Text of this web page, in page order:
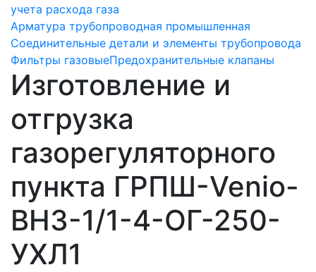
учета расхода газа
Арматура трубопроводная промышленная
Соединительные детали и элементы трубопровода
Фильтры газовыеПредохранительные клапаны
Изготовление и
отгрузка
газорегуляторного
пункта ГРПШ-Venio-
ВН3-1/1-4-ОГ-250-
УХЛ1